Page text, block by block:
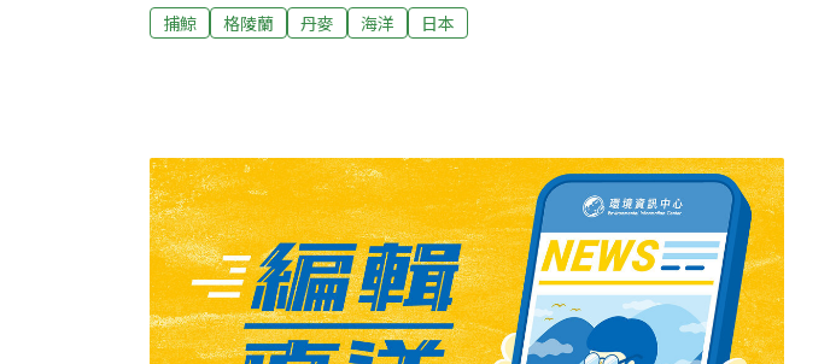
被捕是根據日本12年前發出的逮捕令，指控他造成船隻損害與船員受傷。
支持華森的人士擔心他若被引渡，恐在監牢度過餘生，正積極奔走，訴求
在南極大量捕鯨。海洋守護者協會強力阻止，雙方屢次爆發衝突、甚至發
生船體衝撞。
捕鯨 格陵蘭 丹麥 海洋 日本